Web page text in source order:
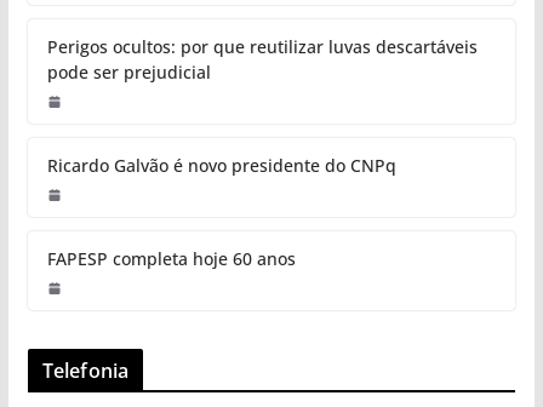
Perigos ocultos: por que reutilizar luvas descartáveis
pode ser prejudicial
Ricardo Galvão é novo presidente do CNPq
FAPESP completa hoje 60 anos
Telefonia